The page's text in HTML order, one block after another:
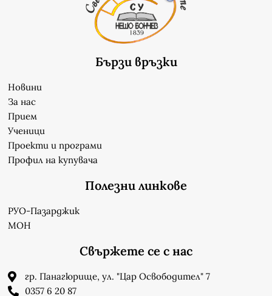
Бързи връзки
Новини
За нас
Прием
Ученици
Проекти и програми
Профил на купувача
Полезни линкове
РУО-Пазарджик
МОН
Свържете се с нас
гр. Панагюрище, ул. "Цар Освободител" 7
0357 6 20 87